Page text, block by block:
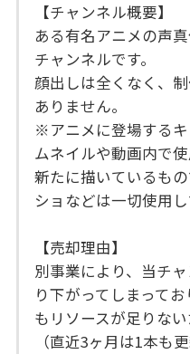
【チャンネル概要】
ある有名アニメの声
チャンネルです。
顔出しは全くなく、
ありません。
※アニメに登場する
ムネイルや動画内で
新たに描いているも
ショなどは一切使用し
【売却理由】
別事業により、当チ
り下がってしまって
もリソースが足りない
（直近3ヶ月は1本も